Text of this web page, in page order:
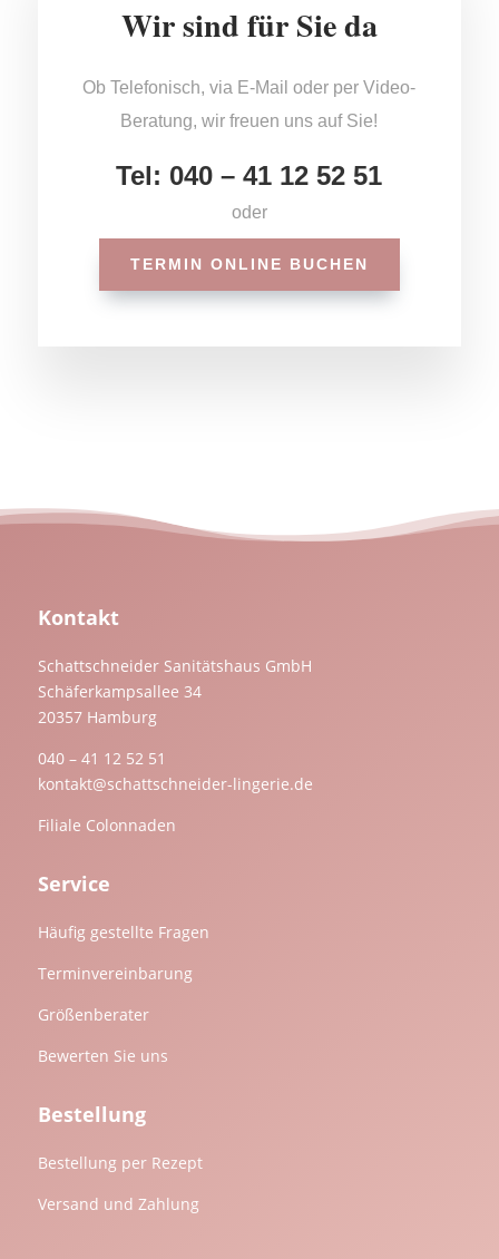
Wir sind für Sie da
Ob Telefonisch, via E-Mail oder per Video-
Beratung, wir freuen uns auf Sie!
Tel: 040 – 41 12 52 51
oder
TERMIN ONLINE BUCHEN
Kontakt
Schattschneider Sanitätshaus GmbH
Schäferkampsallee 34
20357 Hamburg
040 – 41 12 52 51
kontakt@schattschneider-lingerie.de
Filiale Colonnaden
Service
Häufig gestellte Fragen
Terminvereinbarung
Größenberater
Bewerten Sie uns
Bestellung
Bestellung per Rezept
Versand und Zahlung